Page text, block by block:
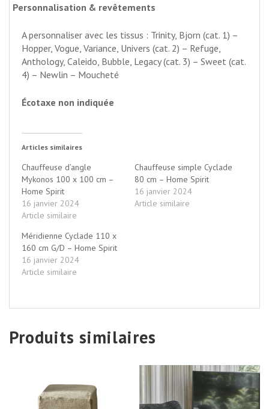
Personnalisation & revêtements
A personnaliser avec les tissus : Trinity, Bjorn (cat. 1) –
Hopper, Vogue, Variance, Univers (cat. 2) – Refuge,
Anthology, Caleido, Bubble, Legacy (cat. 3) – Sweet (cat.
4) – Newlin – Moucheté
Écotaxe non indiquée
Articles similaires
Chauffeuse d’angle
Mykonos 100 x 100 cm –
Home Spirit
16 janvier 2024
Article similaire
Chauffeuse simple Cyclade
80 cm – Home Spirit
16 janvier 2024
Article similaire
Méridienne Cyclade 110 x
160 cm G/D – Home Spirit
16 janvier 2024
Article similaire
Produits similaires